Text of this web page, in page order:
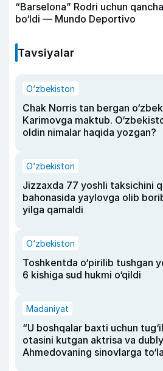
“Barselona” Rodri uchun
bo‘ldi — Mundo Deportivo
Tavsiyalar
O‘zbekiston
Chak Norris tan bergan
Karimovga maktub.
oldin nimalar haqida yozgan?
O‘zbekiston
Jizzaxda 77 yoshli taksichini
bahonasida yaylovga olib
yilga qamaldi
O‘zbekiston
Toshkentda o‘pirilib tushgan
6 kishiga sud hukmi o‘qildi
Madaniyat
“U boshqalar baxti uchun
otasini kutgan aktrisa va
Ahmedovaning sinovlarga